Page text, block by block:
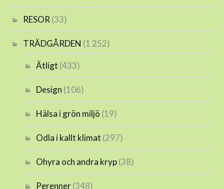
RESOR (33)
TRÄDGÅRDEN (1 252)
Ätligt (433)
Design (106)
Hälsa i grön miljö (19)
Odla i kallt klimat (297)
Ohyra och andra kryp(38)
Perenner(348)